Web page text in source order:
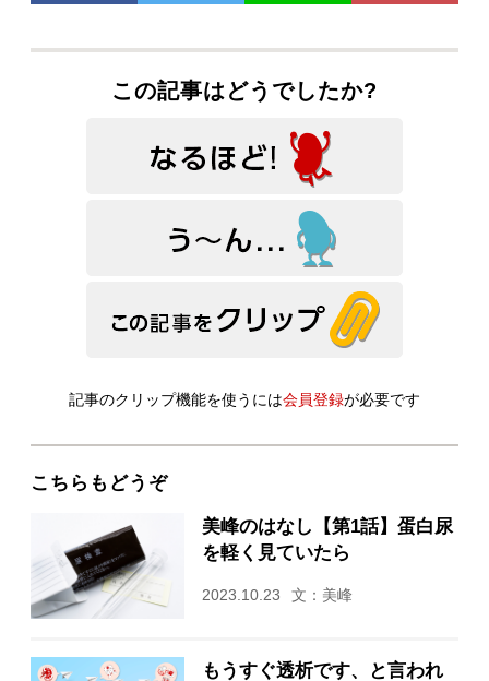
この記事はどうでしたか?
記事のクリップ機能を使うには会員登録が必要です
こちらもどうぞ
美峰のはなし【第1話】蛋白尿
を軽く見ていたら
2023.10.23 文：美峰
もうすぐ透析です、と言われ